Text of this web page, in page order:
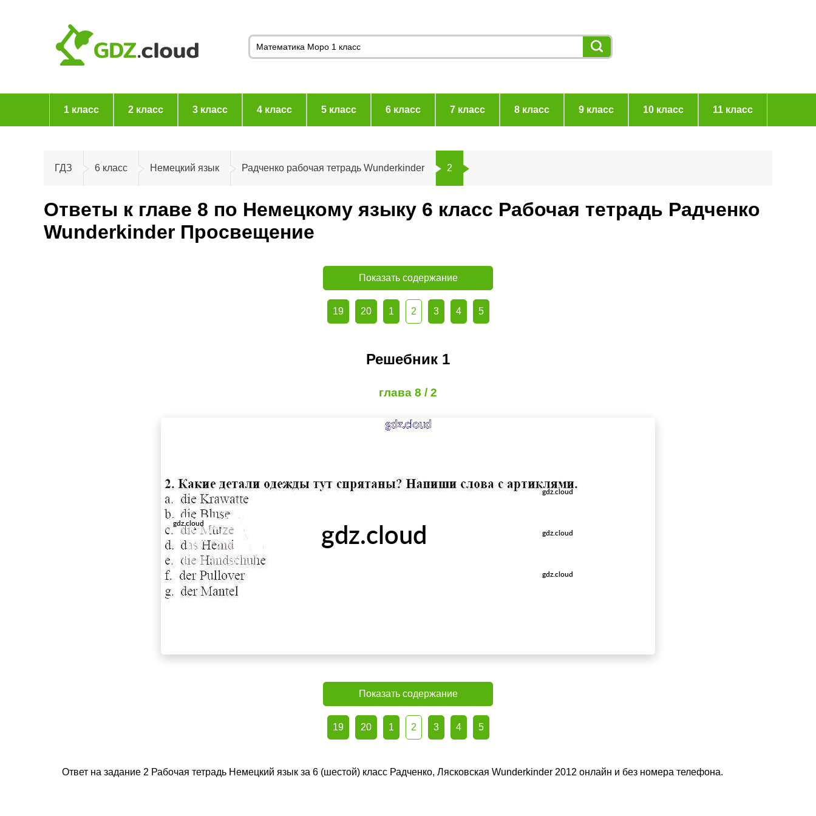
1 класс 2 класс 3 класс 4 класс 5 класс 6 класс 7 класс 8 класс 9 класс 10 класс 11 класс
ГДЗ 6 класс Немецкий язык Радченко рабочая тетрадь Wunderkinder 2
Ответы к главе 8 по Немецкому языку 6 класс Рабочая тетрадь Радченко
Wunderkinder Просвещение
Показать содержание
19 20 1 2 3 4 5
Решебник 1
глава 8 / 2
Показать содержание
19 20 1 2 3 4 5
Ответ на задание 2 Рабочая тетрадь Немецкий язык за 6 (шестой) класс Радченко, Лясковская Wunderkinder 2012 онлайн и без номера телефона.